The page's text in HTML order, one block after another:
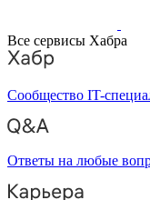
Все сервисы Хабра
Сообщество IT-
Ответы на любые